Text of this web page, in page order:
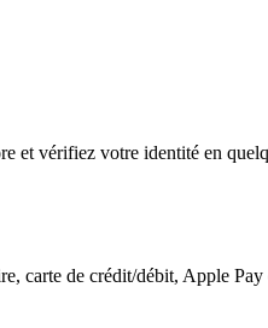
et vérifiez votre identité en
carte de crédit/débit, Apple